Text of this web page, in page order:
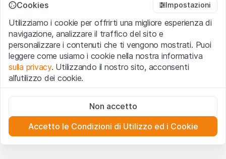
statunitensi” vanno intese nel significato ad esse ascritto
1933 che include le persone residenti negli Stati Uniti
d’America, le società per azioni e le altre forme societarie
americane.
Condizioni di utilizzo e informazioni legali
Con l’accesso al sito web (di seguito, il “Sito”) si dichiara
avvertenze importanti e le condizioni di utilizzo ivi rese
siano accettate, l’utente è tenuto ad interrompere
l’utilizzo del presente Sito.
Cookies Impostazioni
Utilizziamo i cookie per offrirti una migliore esperienza di
navigazione, analizzare il traffico del sito e
personalizzare i contenuti che ti vengono mostrati. Puoi
leggere come usiamo i cookie nella nostra informativa
sulla privacy. Utilizzando il nostro sito, acconsenti
all’utilizzo dei cookie.
Questi cookie sono necessari per il funzionamento del sito
web e non possono essere disattivati.
Cookie analitici
Questi cookie monitorano in forma anonima le interazioni
Non accetto
Accetto le Condizioni di Utilizzo ed i Cookie